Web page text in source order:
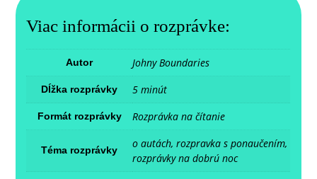
Viac informácii o rozprávke:
Autor Johny Boundaries
Dĺžka rozprávky 5 minút
Formát rozprávky Rozprávka na čítanie
Téma rozprávky
o autách, rozpravka s ponaučením,
rozprávky na dobrú noc